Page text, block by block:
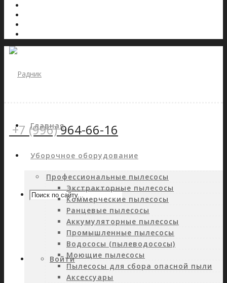
+7 (996)964-66-16
Войти
Главная
Уборочное оборудование
Профессиональные пылесосы
Экстракторные пылесосы
Коммерческие пылесосы
Ранцевые пылесосы
Аккумуляторные пылесосы
Промышленные пылесосы
Водососы (пылеводососы)
Моющие пылесосы
Пылесосы для сбора опасной пыли
Аксессуары